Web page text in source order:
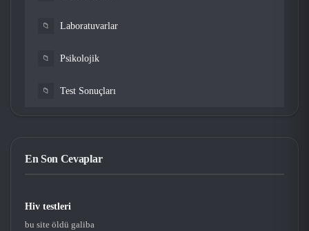
📁 Laboratuvarlar
📁 Psikolojik
📁 Test Sonuçları
En Son Cevaplar
Hiv testleri
bu site öldü galiba